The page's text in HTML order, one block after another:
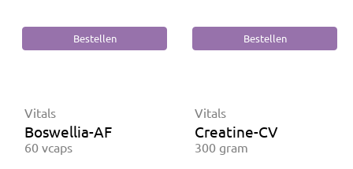
Vitals
Boswellia-AF
60 vcaps
Vitals
Creatine-CV
300 gram